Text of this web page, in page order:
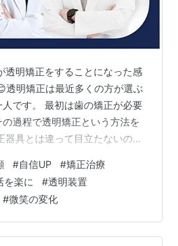
透明矯正をすることになった感
透明矯正は最近多くの方が選ぶ
です。 最初は歯の矯正が必要
過程で透明矯正という方法を
器具とは違って目立たないの
者さんが親切に説明してくれ
ェックして、どのような方法
詳しく話してくれましたね。
正が本当に私に合う方法だと
終わった後、期待感が高まり、
#自信UP #矯正治療
を楽に #透明装置
#微笑の変化